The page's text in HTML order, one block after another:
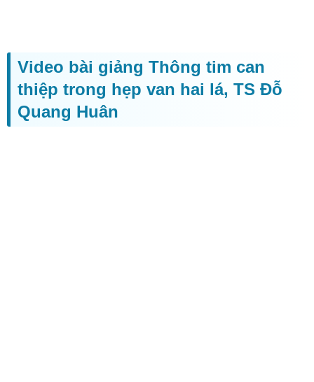
Video bài giảng Thông tim can
thiệp trong hẹp van hai lá, TS Đỗ
Quang Huân